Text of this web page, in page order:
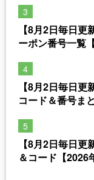
【8月2日毎日
ーポン番号一覧
【8月2日毎日
コード＆番号ま
【8月2日毎日
＆コード【2026